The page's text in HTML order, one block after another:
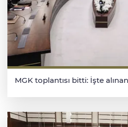
MGK toplantısı bitti: İşte